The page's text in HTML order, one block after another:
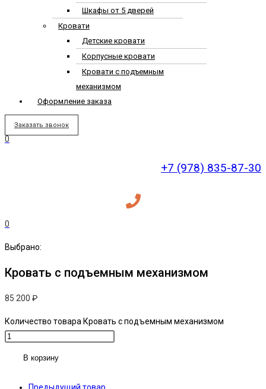
Шкафы от 5 дверей
Кровати
Детские кровати
Корпусные кровати
Кровати с подъемным
механизмом
Оформление заказа
Заказать звонок
0
+7 (978) 835-87-30
0
Выбрано:
Кровать с подъемным механизмом
85 200 ₽
Количество товара Кровать с подъемным механизмом
В корзину